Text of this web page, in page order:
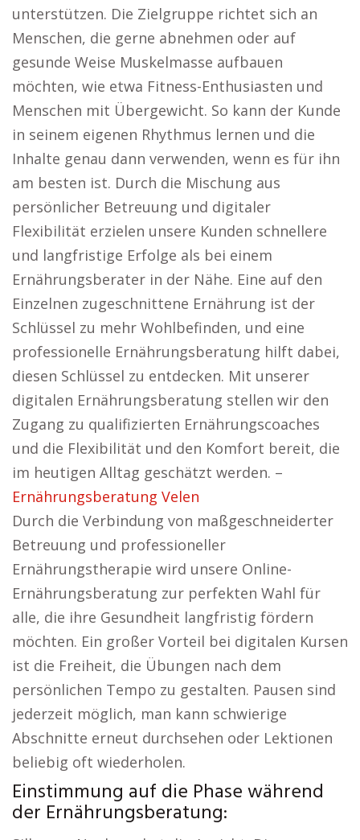
unterstützen. Die Zielgruppe richtet sich an
Menschen, die gerne abnehmen oder auf
gesunde Weise Muskelmasse aufbauen
möchten, wie etwa Fitness-Enthusiasten und
Menschen mit Übergewicht. So kann der Kunde
in seinem eigenen Rhythmus lernen und die
Inhalte genau dann verwenden, wenn es für ihn
am besten ist. Durch die Mischung aus
persönlicher Betreuung und digitaler
Flexibilität erzielen unsere Kunden schnellere
und langfristige Erfolge als bei einem
Ernährungsberater in der Nähe. Eine auf den
Einzelnen zugeschnittene Ernährung ist der
Schlüssel zu mehr Wohlbefinden, und eine
professionelle Ernährungsberatung hilft dabei,
diesen Schlüssel zu entdecken. Mit unserer
digitalen Ernährungsberatung stellen wir den
Zugang zu qualifizierten Ernährungscoaches
und die Flexibilität und den Komfort bereit, die
im heutigen Alltag geschätzt werden. –
Ernährungsberatung Velen
Durch die Verbindung von maßgeschneiderter
Betreuung und professioneller
Ernährungstherapie wird unsere Online-
Ernährungsberatung zur perfekten Wahl für
alle, die ihre Gesundheit langfristig fördern
möchten. Ein großer Vorteil bei digitalen Kursen
ist die Freiheit, die Übungen nach dem
persönlichen Tempo zu gestalten. Pausen sind
jederzeit möglich, man kann schwierige
Abschnitte erneut durchsehen oder Lektionen
beliebig oft wiederholen.
Einstimmung auf die Phase während
der Ernährungsberatung: